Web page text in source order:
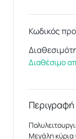
Κωδικός
Διαθέσιμο
Περιγραφή
Μεγάλη